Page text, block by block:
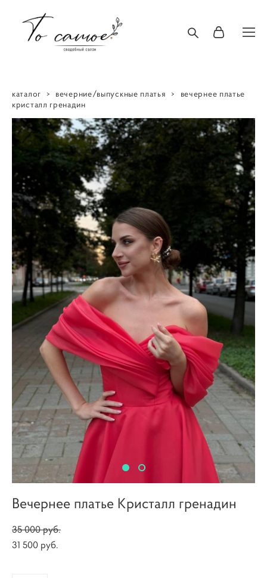
каталог > вечерние/выпускные платья >
вечернее платье
кристалл гренадин
Вечернее платье Кристалл гренадин
35 000 pуб.
31 500 pуб.